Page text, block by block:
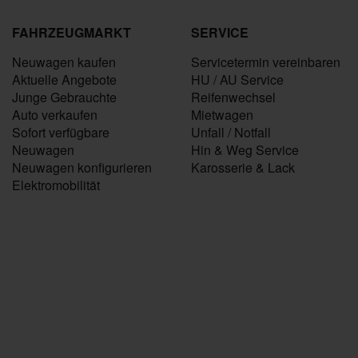
FAHRZEUGMARKT
Neuwagen kaufen
Aktuelle Angebote
Junge Gebrauchte
Auto verkaufen
Sofort verfügbare
Neuwagen
Neuwagen konfigurieren
Elektromobilität
SERVICE
Servicetermin vereinbaren
HU / AU Service
Reifenwechsel
Mietwagen
Unfall / Notfall
Hin & Weg Service
Karosserie & Lack